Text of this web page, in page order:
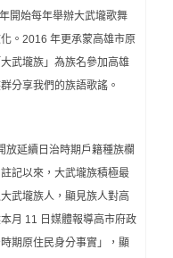
開始每年舉辦大武壠歌舞
。2016 年更承蒙高雄市原
武壠族」為族名參加高雄
分享我們的族語歌謠。
放延續日治時期戶籍種族欄
記以來，大武壠族積極最
武壠族人，顯見族人對高
月 11 日媒體報導高市府政
期原住民身分事實」，顯